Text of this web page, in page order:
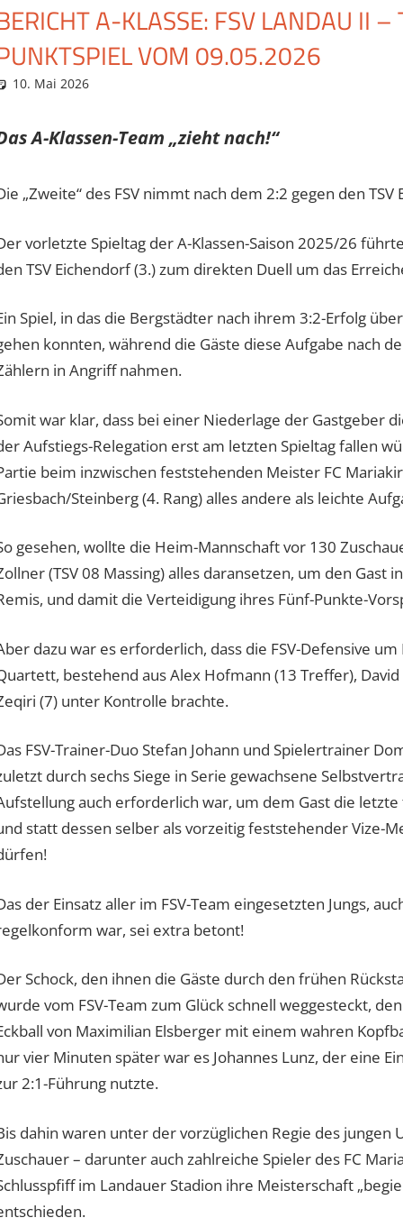
A-KLASSE: FSV LANDAU II –
VOM 09.05.2026
10. Mai 2026
A-Klassen-Team „zieht nach!“
„Zweite“ des FSV nimmt nach dem 2:2 gegen den
vorletzte Spieltag der A-Klassen-Saison 2025/26
TSV Eichendorf (3.) zum direkten Duell um das
Spiel, in das die Bergstädter nach ihrem 3:2-Erfolg
konnten, während die Gäste diese Aufgabe nach
in Angriff nahmen.
war klar, dass bei einer Niederlage der Gastgeber
Aufstiegs-Relegation erst am letzten Spieltag fallen
beim inzwischen feststehenden Meister FC
Steinberg (4. Rang) alles andere als leichte
gesehen, wollte die Heim-Mannschaft vor 130
(TSV 08 Massing) alles daransetzen, um den Gast
und damit die Verteidigung ihres Fünf-Punkte-
dazu war es erforderlich, dass die FSV-Defensive
bestehend aus Alex Hofmann (13 Treffer),
(7) unter Kontrolle brachte.
FSV-Trainer-Duo Stefan Johann und Spielertrainer
durch sechs Siege in Serie gewachsene
auch erforderlich war, um dem Gast die
statt dessen selber als vorzeitig feststehender Vize-
der Einsatz aller im FSV-Team eingesetzten Jungs,
war, sei extra betont!
Schock, den ihnen die Gäste durch den frühen
vom FSV-Team zum Glück schnell weggesteckt,
von Maximilian Elsberger mit einem wahren
vier Minuten später war es Johannes Lunz, der eine
2:1-Führung nutzte.
dahin waren unter der vorzüglichen Regie des
– darunter auch zahlreiche Spieler des FC
im Landauer Stadion ihre Meisterschaft